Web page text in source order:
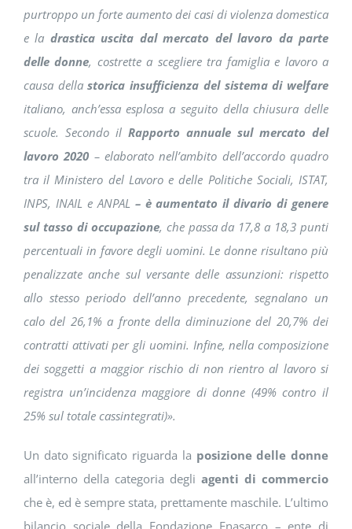
purtroppo un forte aumento dei casi di violenza domestica
e la drastica uscita dal mercato del lavoro da parte
delle donne, costrette a scegliere tra famiglia e lavoro a
causa dellastorica insufficienza del sistema di welfare
italiano, anch’essa esplosa a seguito della chiusura delle
scuole. Secondo il Rapporto annuale sul mercato del
lavoro 2020 – elaborato nell’ambito dell’accordo quadro
tra il Ministero del Lavoro e delle Politiche Sociali, ISTAT,
INPS, INAIL e ANPAL – è aumentato il divario di genere
sul tasso di occupazione, che passa da 17,8 a 18,3 punti
percentuali in favore degli uomini. Le donne risultano più
penalizzate anche sul versante delle assunzioni: rispetto
allo stesso periodo dell’anno precedente, segnalano un
calo del 26,1% a fronte della diminuzione del 20,7% dei
contratti attivati per gli uomini. Infine, nella composizione
dei soggetti a maggior rischio di non rientro al lavoro si
registra un’incidenza maggiore di donne (49% contro il
25% sul totale cassintegrati)».
Un dato significato riguarda la posizione delle donne
all’interno della categoria degliagenti di commercio
che è, ed è sempre stata, prettamente maschile. L’ultimo